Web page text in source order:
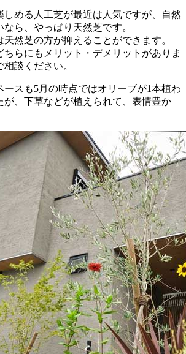
しめる人工芝が最近は人気ですが、自然
ら、やっぱり天然芝です。
然芝の方が抑えることができます。
ちらにもメリット・デメリットがありま
談ください。
ースも5月の時点ではオリーブが1本植わ
が、下草などが植えられて、表情豊か